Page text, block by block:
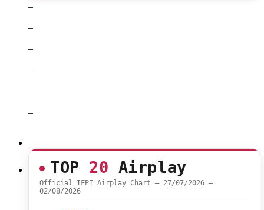
–
–
–
–
–
–
TOP 20 Airplay
Official IFPI Airplay Chart — 27/07/2026 –
02/08/2026